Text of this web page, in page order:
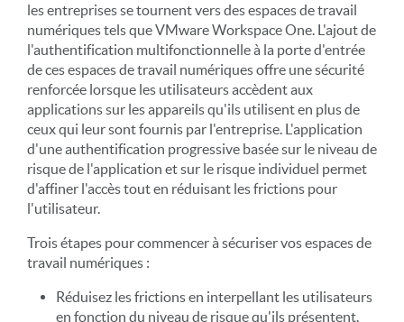
les entreprises se tournent vers des espaces de travail
numériques tels que VMware Workspace One. L'ajout de
l'authentification multifonctionnelle à la porte d'entrée
de ces espaces de travail numériques offre une sécurité
renforcée lorsque les utilisateurs accèdent aux
applications sur les appareils qu'ils utilisent en plus de
ceux qui leur sont fournis par l'entreprise. L'application
d'une authentification progressive basée sur le niveau de
risque de l'application et sur le risque individuel permet
d'affiner l'accès tout en réduisant les frictions pour
l'utilisateur.
Trois étapes pour commencer à sécuriser vos espaces de
travail numériques :
Réduisez les frictions en interpellant les utilisateurs
en fonction du niveau de risque qu'ils présentent.